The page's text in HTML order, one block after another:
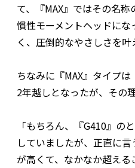
て、『MAX』ではその名
慣性モーメントヘッドに
く、圧倒的なやさしさを叶
ちなみに『MAX』タイプは
2年越しとなったが、その
「もちろん、『G410』の
していましたが、正直に
が高くて、なかなか超え